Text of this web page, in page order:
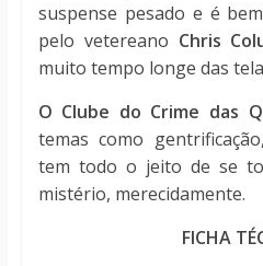
suspense pesado e é
pelo vetereano Chris
muito tempo longe das
O Clube do Crime das
temas como
tem todo o jeito de se
mistério, merecidamente.
FICHA